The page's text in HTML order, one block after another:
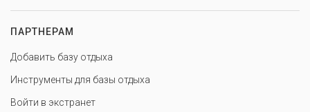
ПАРТНЕРАМ
Добавить базу отдыха
Инструменты для базы отдыха
Войти в экстранет